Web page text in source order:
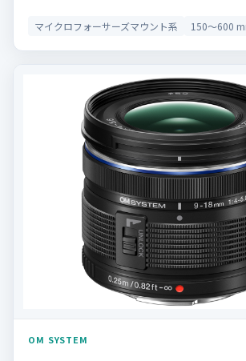
マイクロフォーサーズマウント系 150〜600
OM SYSTEM